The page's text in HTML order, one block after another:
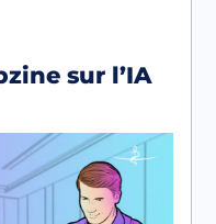
sur l’IA